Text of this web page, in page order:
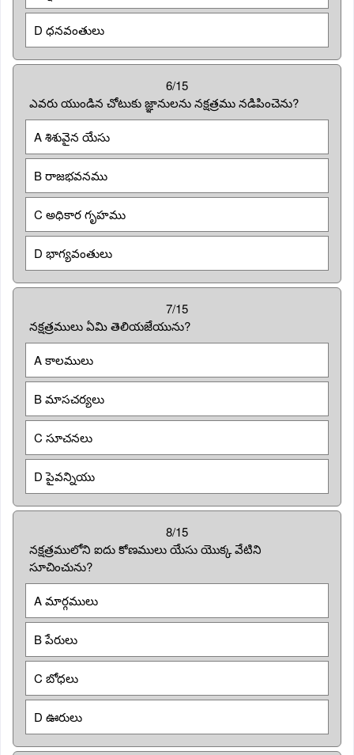
D ధనవంతులు
6/15
ఎవరు యుండిన చోటుకు జ్ఞానులను నక్షత్రము నడిపించెను?
A శిశువైన యేసు
B రాజభవనము
C అధికార గృహము
D భాగ్యవంతులు
7/15
నక్షత్రములు ఏమి తెలియజేయును?
A కాలములు
B మాసచర్యలు
C సూచనలు
D పైవన్నియు
8/15
నక్షత్రములోని ఐదు కోణములు యేసు యొక్క వేటిని
సూచించును?
A మార్గములు
B పేరులు
C బోధలు
D ఊరులు